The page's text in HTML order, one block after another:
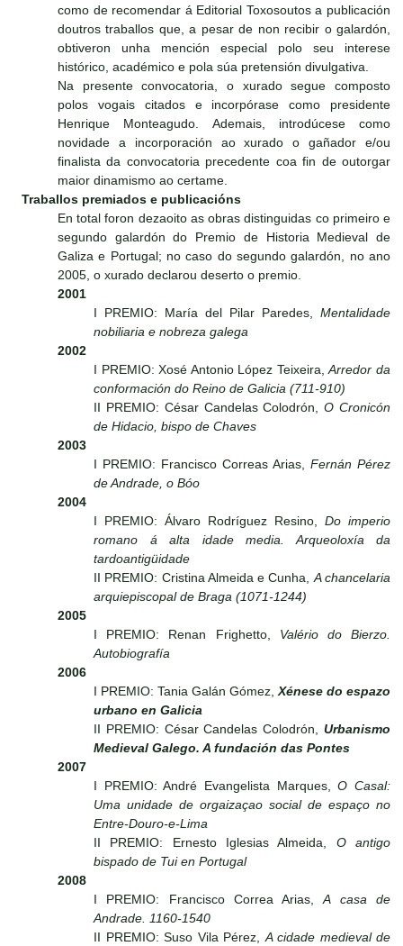
como de recomendar á Editorial Toxosoutos a publicación
doutros traballos que, a pesar de non recibir o galardón,
obtiveron unha mención especial polo seu interese
histórico, académico e pola súa pretensión divulgativa.
Na presente convocatoria, o xurado segue composto
polos vogais citados e incorpórase como presidente
Henrique Monteagudo. Ademais, introdúcese como
novidade a incorporación ao xurado o gañador e/ou
finalista da convocatoria precedente coa fin de outorgar
maior dinamismo ao certame.
Traballos premiados e publicacións
En total foron dezaoito as obras distinguidas co primeiro e
segundo galardón do Premio de Historia Medieval de
Galiza e Portugal; no caso do segundo galardón, no ano
2005, o xurado declarou deserto o premio.
2001
I PREMIO: María del Pilar Paredes, Mentalidade
nobiliaria e nobreza galega
2002
I PREMIO: Xosé Antonio López Teixeira,Arredor da
conformación do Reino de Galicia (711-910)
II PREMIO: César Candelas Colodrón,O Cronicón
de Hidacio, bispo de Chaves
2003
I PREMIO: Francisco Correas Arias, Fernán Pérez
de Andrade, o Bóo
2004
I PREMIO: Álvaro Rodríguez Resino, Do imperio
romano á alta idade media. Arqueoloxía da
tardoantigüidade
II PREMIO: Cristina Almeida e Cunha,A chancelaria
arquiepiscopal de Braga (1071-1244)
2005
I PREMIO: Renan Frighetto, Valério do Bierzo.
Autobiografía
2006
I PREMIO: Tania Galán Gómez,Xénese do espazo
urbano en Galicia
II PREMIO: César Candelas Colodrón, Urbanismo
Medieval Galego. A fundación das Pontes
2007
I PREMIO: André Evangelista Marques,O Casal:
Uma unidade de orgaizaçao social de espaço no
Entre-Douro-e-Lima
II PREMIO: Ernesto Iglesias Almeida, O antigo
bispado de Tui en Portugal
2008
I PREMIO: Francisco Correa Arias,A casa de
Andrade. 1160-1540
II PREMIO: Suso Vila Pérez,A cidade medieval de